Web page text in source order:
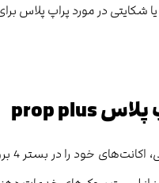
شکایتی در مورد پراپ پلاس
پلاسprop plus